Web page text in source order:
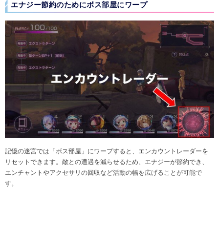
エナジー節約のためにボス部屋にワープ
記憶の迷宮では「ボス部屋」にワープすると、エンカウントレーダーを
リセットできます。敵との遭遇を減らせるため、エナジーが節約でき、
エンチャントやアクセサリの回収など活動の幅を広げることが可能で
す。